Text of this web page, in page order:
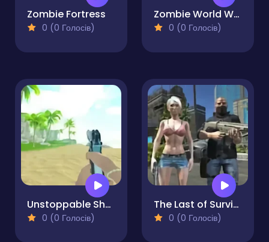
Zombie Fortress
0 (0 Голосів)
Zombie World War Shooting
0 (0 Голосів)
Unstoppable Shooter
0 (0 Голосів)
The Last of Survival 2
0 (0 Голосів)